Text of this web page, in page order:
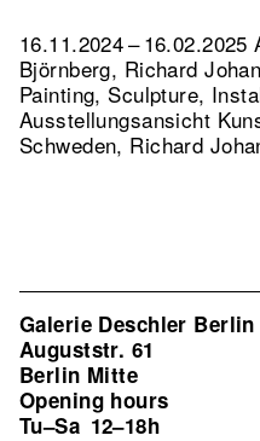
16.11.2024 –
Björnberg, Richard
Painting, Sculpture,
Ausstellungsansicht
Schweden, Richard
Galerie Deschler Berlin
Auguststr. 61
Berlin Mitte
Opening hours
Tu–Sa 12–18h